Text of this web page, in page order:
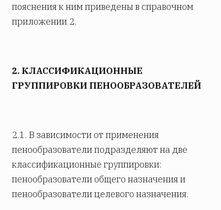
пояснения к ним приведены в справочном
приложении 2.
2. КЛАССИФИКАЦИОННЫЕ
ГРУППИРОВКИ ПЕНООБРАЗОВАТЕЛЕЙ
2.1. В зависимости от применения
пенообразователи подразделяют на две
классификационные группировки:
пенообразователи общего назначения и
пенообразователи целевого назначения.